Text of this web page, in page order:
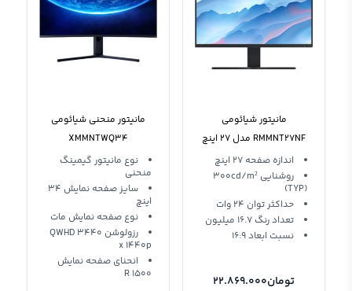
مانیتور شیائومی
RMMNT27NF مدل 27 اینچ
هوشمند
اندازه صفحه 27 اینچ
روشنایی 300cd/m²
(TYP)
حداکثر توان 24 وات
تعداد رنگ 16.7 میلیون
نسبت ابعاد 16:9
تومان22.869.000
مانیتور منحنی شیائومی
XMMNTWQ34
نوع مانیتور گیمینگ
منحنی
سایز صفحه نمایش 34
اینچ
نوع صفحه نمایش مات
رزولوشن QWHD 3440
x 1440p
انحنای صفحه نمایش
1500 R